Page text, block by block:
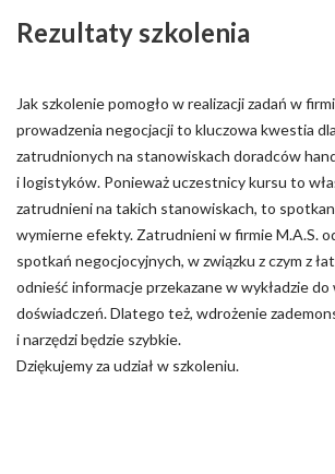
Rezultaty szkolenia
Jak szkolenie pomogło w realizacji zadań w
prowadzenia negocjacji to kluczowa kwestia
zatrudnionych na stanowiskach doradców
i logistyków. Ponieważ uczestnicy kursu to
zatrudnieni na takich stanowiskach, to
wymierne efekty. Zatrudnieni w firmie M.A.S.
spotkań negocjocyjnych, w związku z czym z
odnieść informacje przekazane w wykładzie do
doświadczeń. Dlatego też, wdrożenie
i narzędzi będzie szybkie.
Dziękujemy za udział w szkoleniu.